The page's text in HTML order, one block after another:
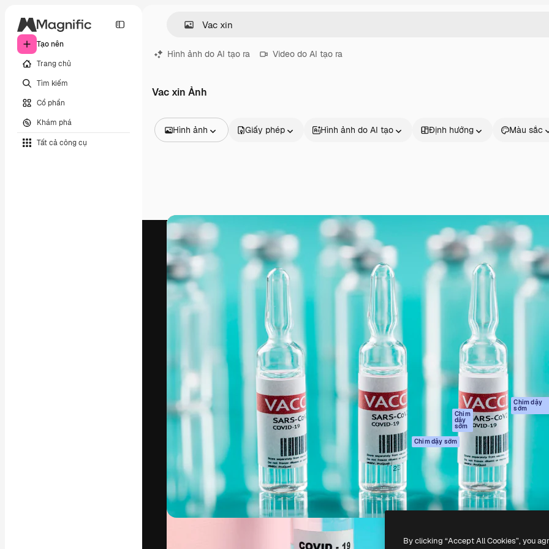
Tạo nên
Trang chủ
Tìm kiếm
Cổ phần
Khám phá
Tất cả công cụ
Hình ảnh do AI tạo ra Video do AI tạo ra
Vac xin Ảnh
Hình ảnh
Video
Đoạn video
Đồ họa chuyển động
Mẫu video.
Biểu tượng
Mô hình 3D
Phông chữ
Giấy phép Hình ảnh do AI tạo Định hướng Màu sắc
Nền tảng sáng tạo giúp bạn làm chủ những
tác phẩm xuất sắc nhất. Hơn 1 triệu người
đăng ký đến từ các nhà sáng tạo, doanh
nghiệp, agency và studio.
Tiếng Việt
Sản phẩm
Spaces
Trợ Lý AI
Trình tạo hình ảnh
AI
Trình tạo video AI
Máy phát giọng nói
Nội dung kho
MCP dành cho
Claude/ChatGPT
Chim
dậy
sớm
Agents Chim dậy sớm
Giao diện lập trình
ứng dụng (API)
Ứng dụng di động
Tất cả các công cụ
Magnific
Bắt đầu
Academy
Tài liệu
Hỗ trợ
Điều khoản sử
dụng
Chính sách bảo
Bản
gốc
Chim dậy
sớm
Chính sách cookie
Trung tâm tin cậy
Đối tác liên kết
Công ty
By clicking “Accept All Cookies”, you